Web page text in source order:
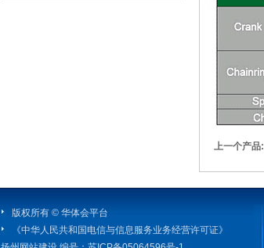
上一个产品:
版权所有 © 华体会平台
《中华人民共和国电信与信息服务业务经营许可证》